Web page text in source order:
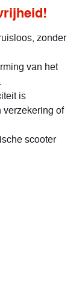
zonder
van het
is
of
scooter